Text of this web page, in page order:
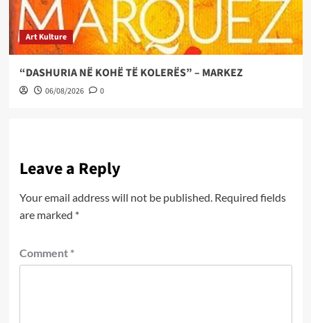
Art Kulture
“DASHURIA NË KOHË TË KOLERËS” – MARKEZ
06/08/2026 0
Leave a Reply
Your email address will not be published. Required fields
are marked *
Comment *